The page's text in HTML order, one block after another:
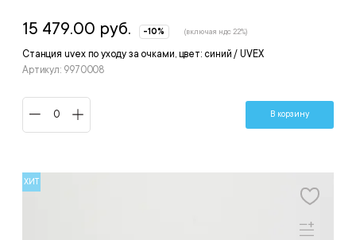
Станция uvex по уходу за очками, цвет: синий / UVEX
Артикул: 9970008
15 479.00 руб. -10% (включая ндс 22%)
В корзину
ХИТ